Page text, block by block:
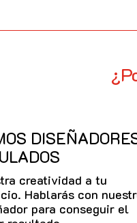
creatividad a tu
Hablarás con
para conseguir el